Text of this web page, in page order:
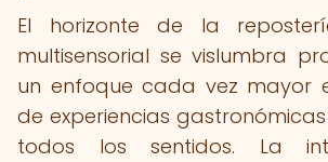
El horizonte de la
multisensorial se vislumbra
un enfoque cada vez mayor
de experiencias
todos los sentidos. La